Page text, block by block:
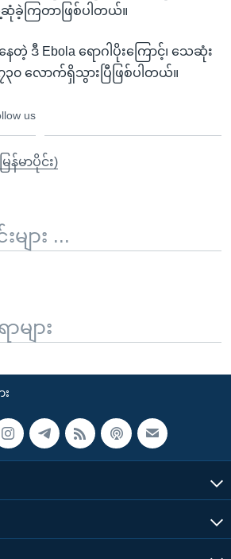
ခဲ့ကြတာဖြစ်ပါတယ်။
ဒီ Ebola ရောဂါပိုးကြောင့်၊ သေဆုံး
လောက်ရှိသွားပြီဖြစ်ပါတယ်။
us
န်မာပိုင်း)
ား ...
များ